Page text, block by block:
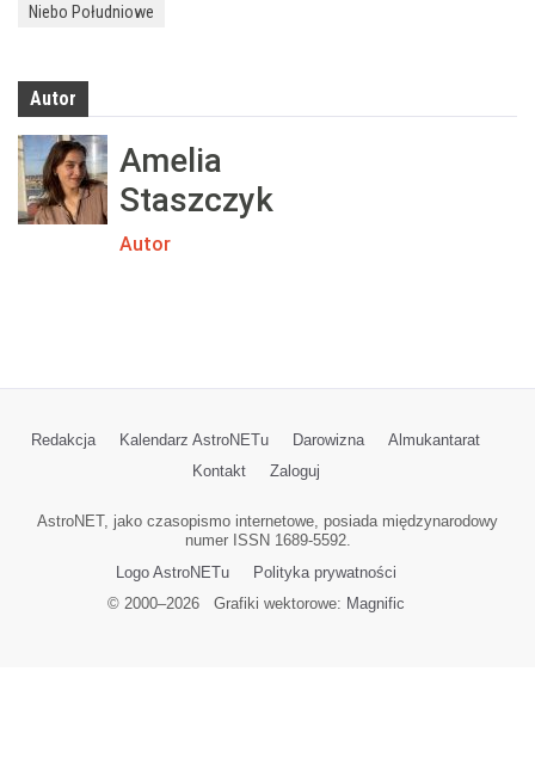
Niebo Południowe
Autor
Amelia
Staszczyk
Autor
Redakcja Kalendarz AstroNETu Darowizna
Almukantarat
Kontakt
Zaloguj
AstroNET, jako czasopismo internetowe, posiada międzynarodowy
numer ISSN 1689-5592.
Logo AstroNETu
Polityka prywatności
© 2000–2026Grafiki wektorowe: Magnific